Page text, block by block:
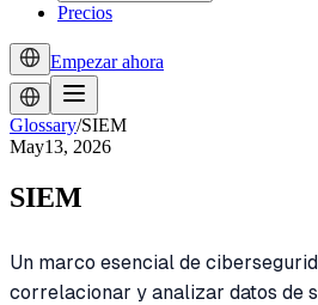
Precios
Empezar ahora
Glossary/SIEM
May13, 2026
SIEM
Un marco esencial de
correlacionar y analizar datos de